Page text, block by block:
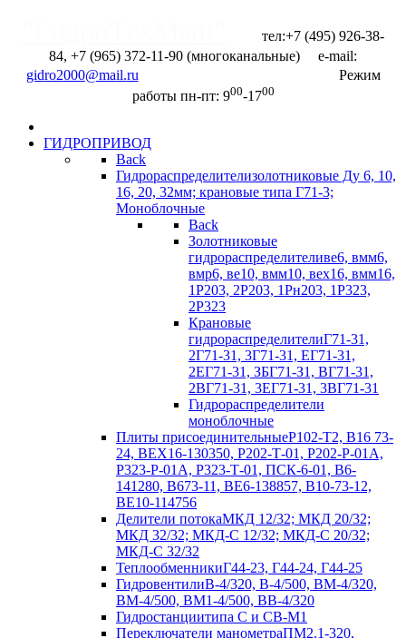
тел:+7 (495) 926-38-
84, +7 (965) 372-11-90 (многоканальные) e-mail:
Режим
работы пн-пт: 900-1700
ГИДРОПРИВОД
Back
Гидрораспределителизолотниковые Ду 6, 10,
16, 20, 32мм; крановые типа Г71-3;
Моноблочные
Back
Золотниковые
гидрораспределителиве6, вмм6,
вмр6, ве10, вмм10, вех16, вмм16,
1Р203, 2Р203, 1Рн203, 1Р323,
2Р323
Крановые
гидрораспределителиГ71-31,
2Г71-31, 3Г71-31, ЕГ71-31,
2ЕГ71-31, ЗБГ71-З1, ВГ71-31,
2ВГ71-31, 3EГ71-31, 3BГ71-31
Гидрораспределители
моноблочные
Плиты присоединительныеР102-Т2, В16 73-
24, ВЕХ16-130350, Р202-Т-01, Р202-Р-01А,
Р323-Р-01А, Р323-Т-01, ПСК-6-01, В6-
141280, В673-11, ВЕ6-138857, В10-73-12,
ВЕ10-114756
Делители потокаМКД 12/32; МКД 20/32;
МКД 32/32; МКД-С 12/32; МКД-С 20/32;
МКД-С 32/32
ТеплообменникиГ44-23, Г44-24, Г44-25
ГидровентилиВ-4/320, В-4/500, ВМ-4/320,
ВМ-4/500, ВМ1-4/500, ВВ-4/320
Гидростанциитипа С и СВ-М1
Переключатели манометраПМ2.1-320,